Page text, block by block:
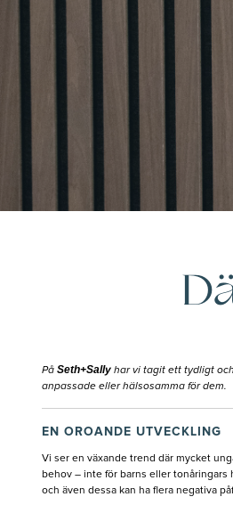
På Seth+Sally har vi tagit ett tydligt
anpassade eller hälsosamma för dem.
EN OROANDE UTVECKLING
Vi ser en växande trend där mycket
behov – inte för barns eller tonåringars
och även dessa kan ha flera negativa